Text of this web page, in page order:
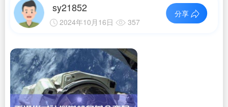
sy21852
2024年10月16日 357
分享